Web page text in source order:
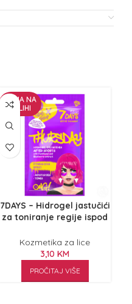
NEMA NA
ZALIHI
7DAYS – Hidrogel jastučići
za toniranje regije ispod
Pantenol i Borovnica 2/1
Kozmetika za lice
3,10 KM
PROČITAJ VIŠE